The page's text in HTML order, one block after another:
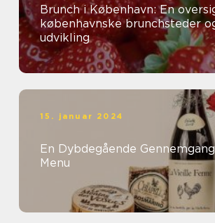
Brunch i København: En
københavnske brunchsteder
udvikling
15. januar 2024
En Dybdegående
Menu